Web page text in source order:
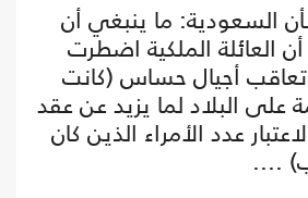
السعودية: ما ينبغي أن
العائلة الملكية اضطرت
تعاقب أجيال حساس (كانت
على البلاد لما يزيد عن عقد
عدد الأمراء الذين كان
....